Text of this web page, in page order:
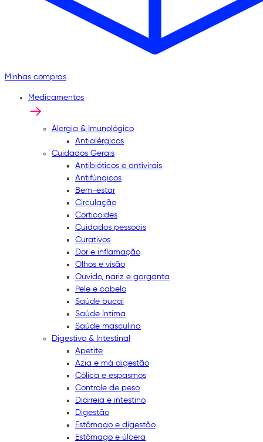
Minhas compras
Medicamentos
Alergia & Imunológico
Antialérgicos
Cuidados Gerais
Antibióticos e antivirais
Antifúngicos
Bem-estar
Circulação
Corticoides
Cuidados pessoais
Curativos
Dor e inflamação
Olhos e visão
Ouvido, nariz e garganta
Pele e cabelo
Saúde bucal
Saúde íntima
Saúde masculina
Digestivo & Intestinal
Apetite
Azia e má digestão
Cólica e espasmos
Controle de peso
Diarreia e intestino
Digestão
Estômago e digestão
Estômago e úlcera